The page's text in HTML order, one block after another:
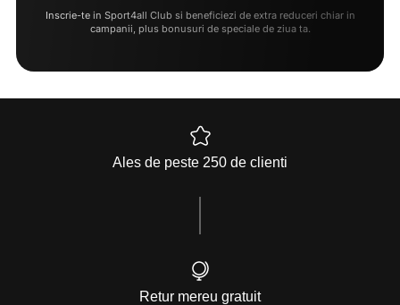
Inscrie-te in Sport4all Club si beneficiezi de extra reduceri chiar in
campanii, plus bonusuri de speciale de ziua ta.
Ales de peste 250 de clienti
Retur mereu gratuit